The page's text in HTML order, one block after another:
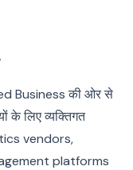
Business की ओर से
के लिए व्यक्तिगत
vendors,
platforms